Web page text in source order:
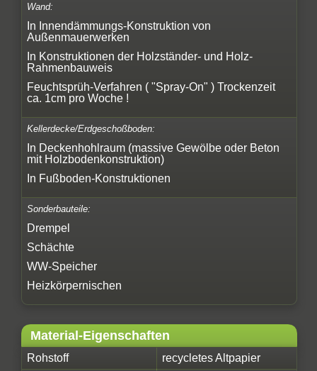
Wand:
In Innendämmungs-Konstruktion von
Außenmauerwerken
In Konstruktionen der Holzständer- und Holz-
Rahmenbauweis
Feuchtsprüh-Verfahren ( "Spray-On" ) Trockenzeit
ca. 1cm pro Woche !
Kellerdecke/Erdgeschoßboden:
In Deckenhohlraum (massive Gewölbe oder Beton
mit Holzbodenkonstruktion)
In Fußboden-Konstruktionen
Sonderbauteile:
Drempel
Schächte
WW-Speicher
Heizkörpernischen
Material-Eigenschaften
Rohstoff
recycletes Altpapier